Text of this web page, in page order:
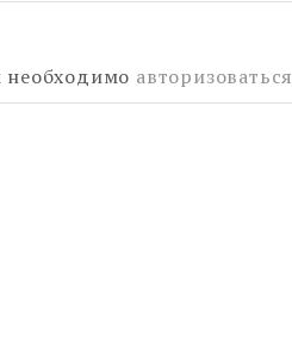
необходимо авторизоваться